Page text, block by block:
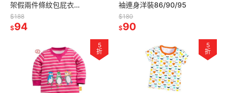
架假兩件條紋包屁衣
6m/9m/12m/18m
$188
$94
袖連身洋裝86/90/95
$180
$90
5
折
5
折